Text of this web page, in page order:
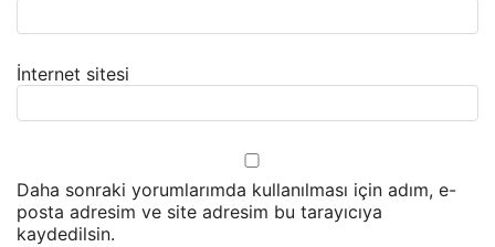
İnternet sitesi
Daha sonraki yorumlarımda kullanılması için adım, e-
posta adresim ve site adresim bu tarayıcıya
kaydedilsin.